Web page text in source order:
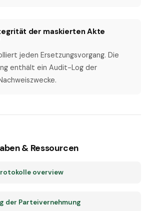
der maskierten Akte
jeden Ersetzungsvorgang. Die
enthält ein Audit-Log der
& Ressourcen
overview
der Parteivernehmung